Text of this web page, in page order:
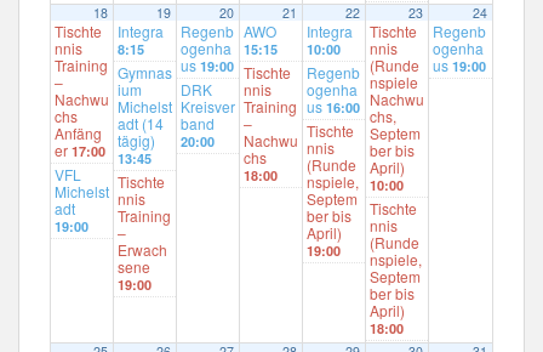
18
Tischte
nnis
Training
–
Nachwu
chs
Anfäng
er 17:00
VFL
Michelst
adt
19:00
19
Integra
8:15
Gymnas
ium
Michelst
adt (14
tägig)
13:45
Tischte
nnis
Training
–
Erwach
sene
19:00
20
Regenb
ogenha
us 19:00
DRK
Kreisver
band
20:00
21
AWO
15:15
Tischte
nnis
Training
–
Nachwu
chs
18:00
22
Integra
10:00
Regenb
ogenha
us 16:00
Tischte
nnis
(Runde
nspiele,
Septem
ber bis
April)
19:00
23
Tischte
nnis
(Runde
nspiele
Nachwu
chs,
Septem
ber bis
April)
10:00
Tischte
nnis
(Runde
nspiele,
Septem
ber bis
April)
18:00
24
Regenb
ogenha
us 19:00